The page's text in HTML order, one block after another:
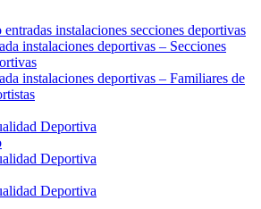
instalaciones secciones deportivas
instalaciones deportivas – Secciones
instalaciones deportivas – Familiares de
Deportiva
Deportiva
Deportiva